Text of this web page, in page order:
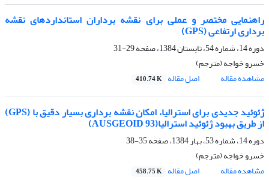
راهنمایى مختصر و عملى براى نقشه‏ برداران استانداردهاى نقشه
‏بردارى ارتفاعى (GPS)
دوره 14، شماره 54، تابستان 1384، صفحه
29-31
خسرو خواجه (مترجم)
مشاهده مقاله
اصل مقاله 410.74 K
ژئوئید جدیدى براى استرالیا، امکان نقشه‏ بردارى بسیار دقیق با (GPS)
از طریق بهبود ژئوئید استرالیا(AUSGEOID 93)
دوره 14، شماره 53، بهار 1384، صفحه
35-38
خسرو خواجه (مترجم)
مشاهده مقاله
اصل مقاله 458.75 K